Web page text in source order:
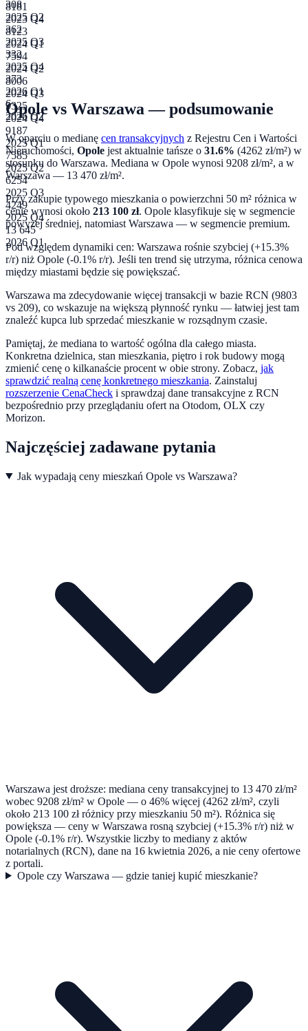
308
2025 Q2
362
2025 Q3
332
2025 Q4
373
2026 Q1
6
2026 Q2
8181
2023 Q4
8123
2024 Q1
7594
2024 Q2
8006
2024 Q3
9325
2024 Q4
9187
2025 Q1
7585
2025 Q2
6254
2025 Q3
4249
2025 Q4
13 645
2026 Q1
Opole vs Warszawa — podsumowanie
W oparciu o medianę cen transakcyjnych z Rejestru Cen i Wartości
Nieruchomości, Opole jest aktualnie tańsze o 31.6% (4262 zł/m²) w
stosunku do Warszawa. Mediana w Opole wynosi 9208 zł/m², a w
Warszawa — 13 470 zł/m².
Przy zakupie typowego mieszkania o powierzchni 50 m² różnica w
cenie wynosi około 213 100 zł. Opole klasyfikuje się w segmencie
powyżej średniej, natomiast Warszawa — w segmencie premium.
Pod względem dynamiki cen: Warszawa rośnie szybciej (+15.3%
r/r) niż Opole (-0.1% r/r). Jeśli ten trend się utrzyma, różnica cenowa
między miastami będzie się powiększać.
Warszawa ma zdecydowanie więcej transakcji w bazie RCN (9803
vs 209), co wskazuje na większą płynność rynku — łatwiej jest tam
znaleźć kupca lub sprzedać mieszkanie w rozsądnym czasie.
Pamiętaj, że mediana to wartość ogólna dla całego miasta.
Konkretna dzielnica, stan mieszkania, piętro i rok budowy mogą
zmienić cenę o kilkanaście procent w obie strony. Zobacz, jak
sprawdzić realną cenę konkretnego mieszkania. Zainstaluj
rozszerzenie CenaCheck i sprawdzaj dane transakcyjne z RCN
bezpośrednio przy przeglądaniu ofert na Otodom, OLX czy
Morizon.
Najczęściej zadawane pytania
Jak wypadają ceny mieszkań Opole vs Warszawa?
Warszawa jest droższe: mediana ceny transakcyjnej to 13 470 zł/m²
wobec 9208 zł/m² w Opole — o 46% więcej (4262 zł/m², czyli
około 213 100 zł różnicy przy mieszkaniu 50 m²). Różnica się
powiększa — ceny w Warszawa rosną szybciej (+15.3% r/r) niż w
Opole (-0.1% r/r). Wszystkie liczby to mediany z aktów
notarialnych (RCN), dane na 16 kwietnia 2026, a nie ceny ofertowe
z portali.
Opole czy Warszawa — gdzie taniej kupić mieszkanie?